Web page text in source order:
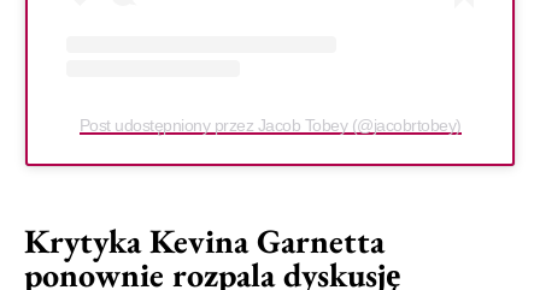
Post udostępniony przez Jacob Tobey (@jacobrtobey)
Krytyka Kevina Garnetta
ponownie rozpala dyskusję